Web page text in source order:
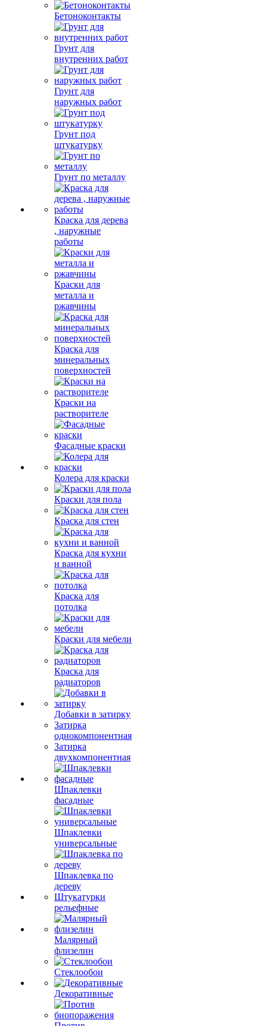
Бетоноконтакты
Грунт для
внутренних работ
Грунт для
наружных работ
Грунт под
штукатурку
Грунт по металлу
Краска для дерева
, наружные
работы
Краски для
металла и
ржавчины
Краска для
минеральных
поверхностей
Краски на
растворителе
Фасадные краски
Колера для краски
Краски для пола
Краска для стен
Краска для кухни
и ванной
Краска для
потолка
Краски для мебели
Краска для
радиаторов
Добавки в затирку
Затирка
однокомпонентная
Затирка
двухкомпонентная
Шпаклевки
фасадные
Шпаклевки
универсальные
Шпаклевка по
дереву
Штукатурки
рельефные
Малярный
флизелин
Стеклообои
Декоративные